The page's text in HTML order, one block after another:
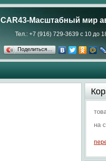
CAR43-Масштабный мир
Тел.: +7 (916) 729-3639 с 10 до
Поделиться…
на